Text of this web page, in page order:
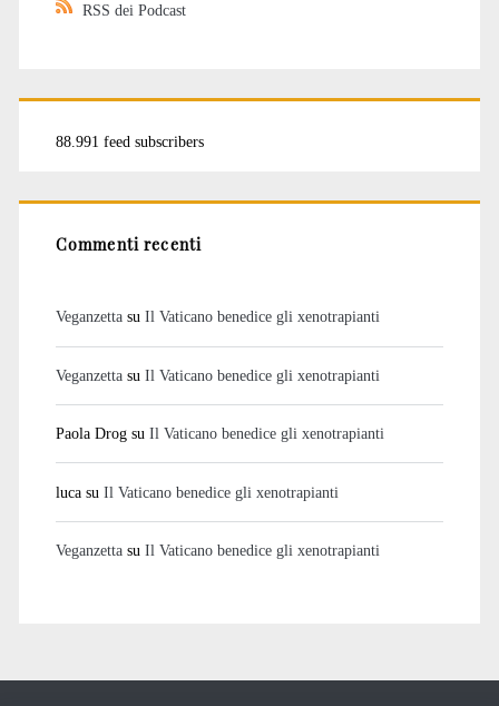
RSS dei Podcast
88.991 feed subscribers
Commenti recenti
Veganzettasu Il Vaticano benedice gli xenotrapianti
Veganzettasu Il Vaticano benedice gli xenotrapianti
Paola Drogsu Il Vaticano benedice gli xenotrapianti
lucasu Il Vaticano benedice gli xenotrapianti
Veganzettasu Il Vaticano benedice gli xenotrapianti